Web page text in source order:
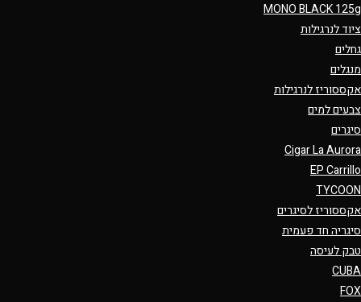
MONO BLACK 125g
ציוד לנרגילות
גחלים
מנגלים
אקססוריז לנרגילות
צבעים למים
סיגרים
Cigar La Aurora
EP Carrillo
TYCOON
אקססוריז לסיגרים
סיגריה חד פעמית
טבק לעיסה
CUBA
FOX